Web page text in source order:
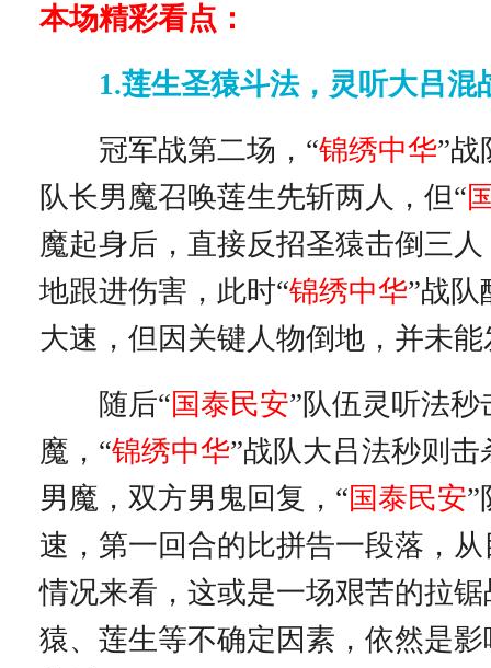
本场精彩看点：
1.莲生圣猿斗法，灵听大吕混
冠军战第二场，“锦绣中华”战
队长男魔召唤莲生先斩两人，但“
魔起身后，直接反招圣猿击倒三
地跟进伤害，此时“锦绣中华”战队
大速，但因关键人物倒地，并未
随后“国泰民安”队伍灵听法
魔，“锦绣中华”战队大吕法秒则
男魔，双方男鬼回复，“国泰民安”
速，第一回合的比拼告一段落，
情况来看，这或是一场艰苦的拉
猿、莲生等不确定因素，依然是